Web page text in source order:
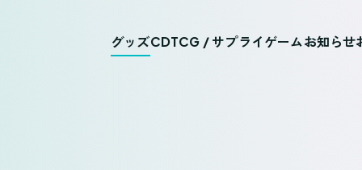
グッズCDTCG / サプライゲームお知らせ